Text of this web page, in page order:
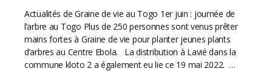
Actualités de Graine de vie au Togo 1er juin : journée de
l’arbre au Togo Plus de 250 personnes sont venus prêter
mains fortes à Graine de vie pour planter jeunes plants
d’arbres au Centre Ebola. La distribution à Lavié dans la
commune kloto 2 a également eu lie ce 19 mai 2022. …